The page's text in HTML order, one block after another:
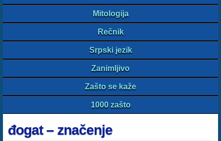
Mitologija
Rečnik
Srpski jezik
Zanimljivo
Zašto se kaže
1000 zašto
đogat – značenje